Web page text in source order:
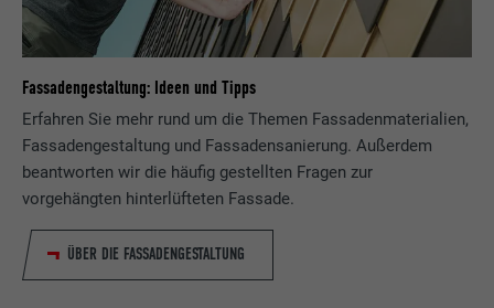
Fassadengestaltung: Ideen und Tipps
Erfahren Sie mehr rund um die Themen Fassadenmaterialien,
Fassadengestaltung und Fassadensanierung. Außerdem
beantworten wir die häufig gestellten Fragen zur
vorgehängten hinterlüfteten Fassade.
ÜBER DIE FASSADENGESTALTUNG